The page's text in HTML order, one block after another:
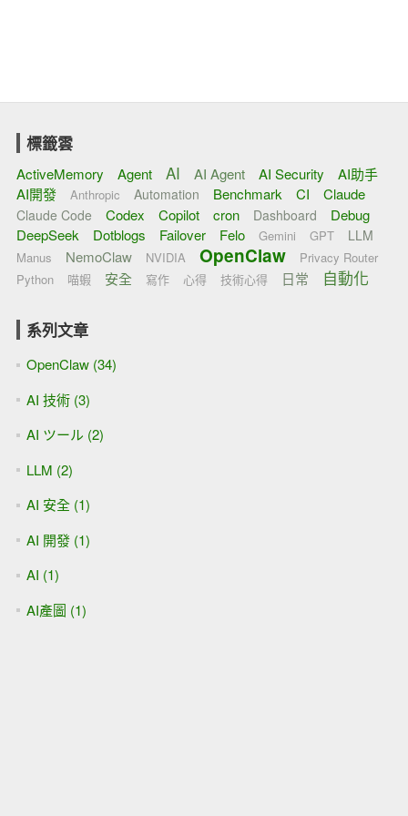
標籤雲
ActiveMemory Agent AI AI Agent AI Security
AI助手
AI開發
Anthropic Automation Benchmark CI Claude
Claude Code Codex Copilot cron Dashboard
Debug
DeepSeek
Dotblogs Failover Felo Gemini GPT LLM
Manus NemoClaw NVIDIA OpenClaw
Privacy Router
Python
喵蝦 安全 寫作 心得 技術心得 日常 自動化
系列文章
OpenClaw (34)
AI 技術 (3)
AI ツール (2)
LLM (2)
AI 安全 (1)
AI 開發 (1)
AI (1)
AI產圖 (1)